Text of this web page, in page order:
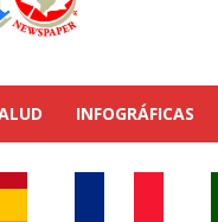
INFOGRÁFICAS